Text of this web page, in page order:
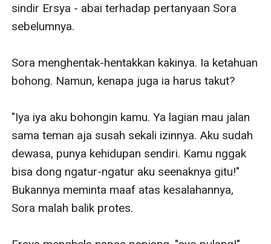
sindir Ersya - abai terhadap pertanyaan Sora
sebelumnya.
Sora menghentak-hentakkan kakinya. Ia ketahuan
bohong. Namun, kenapa juga ia harus takut?
"Iya iya aku bohongin kamu. Ya lagian mau jalan
sama teman aja susah sekali izinnya. Aku sudah
dewasa, punya kehidupan sendiri. Kamu nggak
bisa dong ngatur-ngatur aku seenaknya gitu!"
Bukannya meminta maaf atas kesalahannya,
Sora malah balik protes.